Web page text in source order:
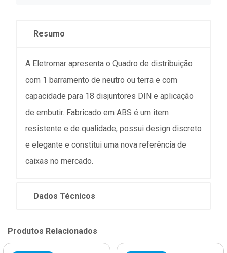
Resumo
A Eletromar apresenta o Quadro de distribuição
com 1 barramento de neutro ou terra e com
capacidade para 18 disjuntores DIN e aplicação
de embutir. Fabricado em ABS é um item
resistente e de qualidade, possui design discreto
e elegante e constitui uma nova referência de
caixas no mercado.
Dados Técnicos
Produtos Relacionados